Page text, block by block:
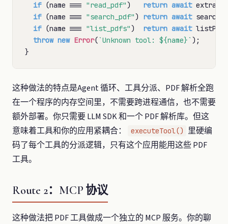
if (name === "read_pdf") return await
if (name === "search_pdf") return await
if (name === "list_pdfs") return await
throw new Error(`Unknown tool: ${name}`);
这种做法的特点是Agent 循环、工具分派、PDF 解析全跑
在一个程序的内存空间里，不需要跨进程通信，也不需要
额外部署。你只需要 LLM SDK 和一个 PDF 解析库。但这
意味着工具和你的应用紧耦合：
executeTool() 里硬编
码了每个工具的分派逻辑，只有这个应用能用这些 PDF
工具。
Route 2：MCP 协议
这种做法把 PDF 工具做成一个独立的 MCP 服务。你的聊